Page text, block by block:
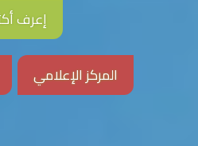
إعرف
المركز الإعلامي